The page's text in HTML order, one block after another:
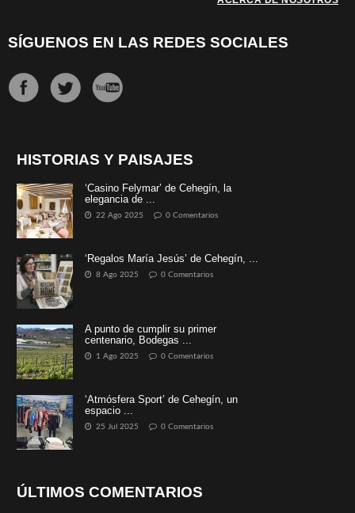
SÍGUENOS EN LAS REDES SOCIALES
HISTORIAS Y PAISAJES
‘Casino Felymar’ de Cehegín, la
elegancia de ...
22 Ago 2025 0 Comentarios
‘Regalos María Jesús’ de Cehegín, ...
8 Ago 2025 0 Comentarios
A punto de cumplir su primer
centenario, Bodegas ...
1 Ago 2025 0 Comentarios
‘Atmósfera Sport’ de Cehegín, un
espacio ...
25 Jul 2025 0 Comentarios
ÚLTIMOS COMENTARIOS